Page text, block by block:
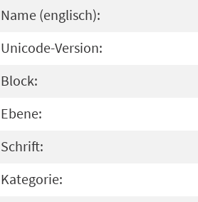
Name (englisch):
Unicode-Version:
Block:
Ebene:
Schrift:
Kategorie: